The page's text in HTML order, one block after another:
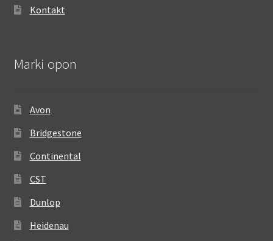
Kontakt
Marki opon
Avon
Bridgestone
Continental
CST
Dunlop
Heidenau